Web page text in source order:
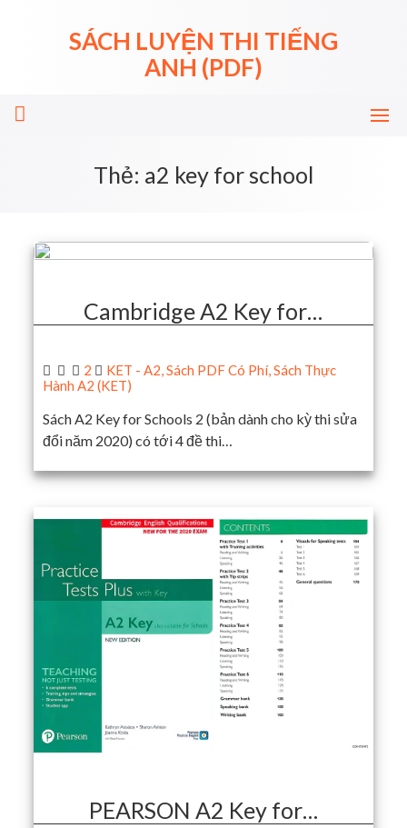
SÁCH LUYỆN THI TIẾNG
ANH (PDF)
Thẻ: a2 key for school
Cambridge A2 Key for…
2 KET - A2,Sách PDF Có Phí,Sách Thực
Hành A2 (KET)
Sách A2 Key for Schools 2 (bản dành cho kỳ thi sửa
đổi năm 2020) có tới 4 đề thi…
PEARSON A2 Key for…